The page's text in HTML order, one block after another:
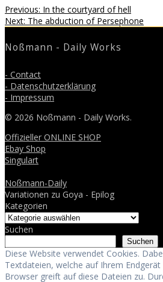
Previous: Previous
post:
In the courtyard of hell
Next: Next
The abduction of Persephone
Noßmann - Daily Works
- Contact
- Datenschutzerklärung
- Impressum
© 2026 Noßmann - Daily Works.
Offizieller ONLINE SHOP
Ebay Shop
Singulart
Noßmann-Daily
Variationen zu Goya - Epilog
Kategorien
Suchen
Suchen
Diese Website verwendet Cookies.
Textdateien, welche auf Ihrem
Browser greift auf diese Dateien zu.